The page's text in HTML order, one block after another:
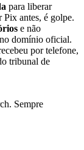
para liberar
Pix antes, é golpe.
e não
domínio oficial.
por telefone,
tribunal de
. Sempre